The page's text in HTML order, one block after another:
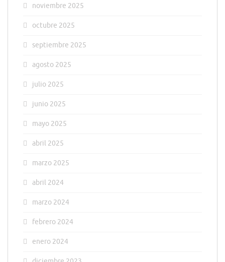
noviembre 2025
octubre 2025
septiembre 2025
agosto 2025
julio 2025
junio 2025
mayo 2025
abril 2025
marzo 2025
abril 2024
marzo 2024
febrero 2024
enero 2024